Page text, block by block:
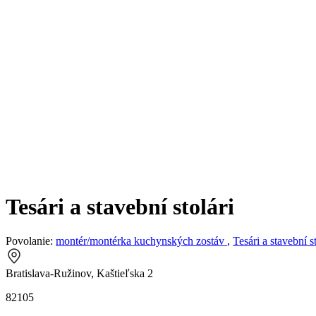
Tesári a stavební stolári
Povolanie: montér/montérka kuchynských zostáv , Tesári a stavební
Bratislava-Ružinov, Kaštieľska 2
82105